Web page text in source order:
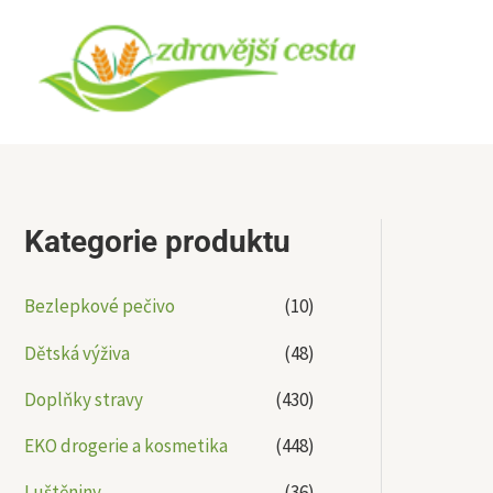
obsah
Kategorie produktu
Bezlepkové pečivo
(10)
Dětská výživa
(48)
Doplňky stravy
(430)
EKO drogerie a kosmetika
(448)